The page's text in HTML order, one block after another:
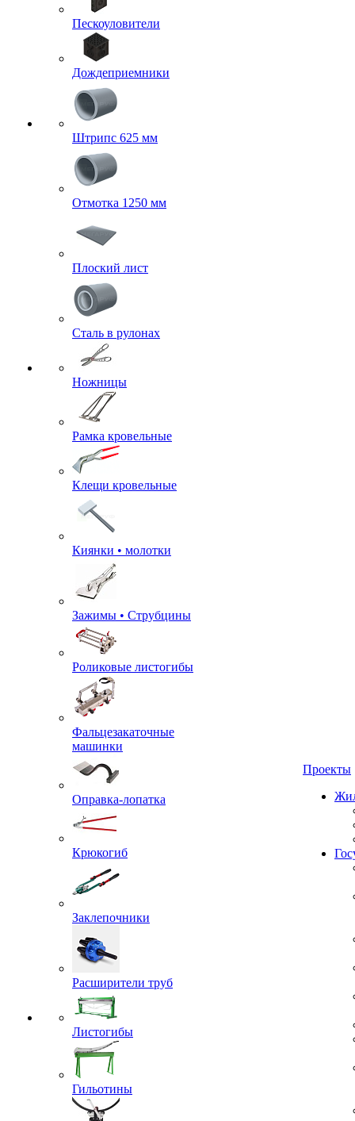
Пескоуловители
Дождеприемники
Штрипс 625 мм
Отмотка 1250 мм
Плоский лист
Сталь в рулонах
Ножницы
Рамка кровельные
Клещи кровельные
Киянки • молотки
Зажимы • Струбцины
Роликовые листогибы
Фальцезакаточные
машинки
Оправка-лопатка
Крюкогиб
Заклепочники
Расширители труб
Листогибы
Гильотины